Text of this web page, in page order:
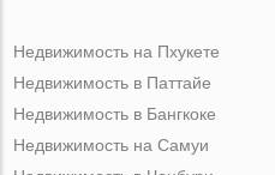
Недвижимость на Пхукете
Недвижимость в Паттайе
Недвижимость в Бангкоке
Недвижимость на Самуи